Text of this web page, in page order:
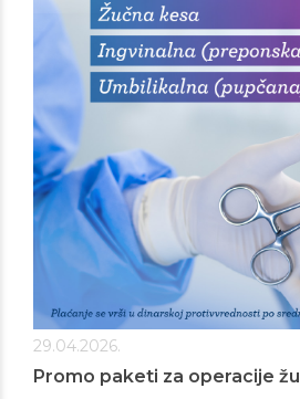
29.04.2026.
Promo paketi za operacije